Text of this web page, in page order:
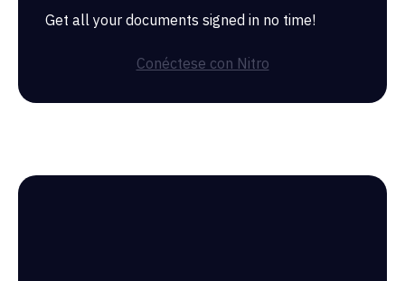
Get all your documents signed in no time!
Conéctese con Nitro